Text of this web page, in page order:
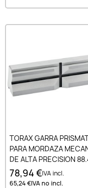
TORAX GARRA
PARA MORDAZA
DE ALTA PRECISION
88.470 Y 88.472 125X32
TYPE 2
78,94 €IVA incl.
65,24 €IVA no incl.